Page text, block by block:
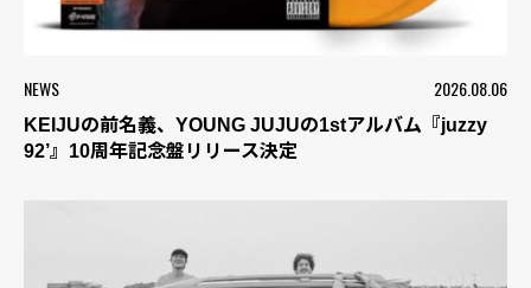
NEWS 2026.08.06
KEIJUの前名義、YOUNG JUJUの1stアルバム『juzzy
92’』10周年記念盤リリース決定